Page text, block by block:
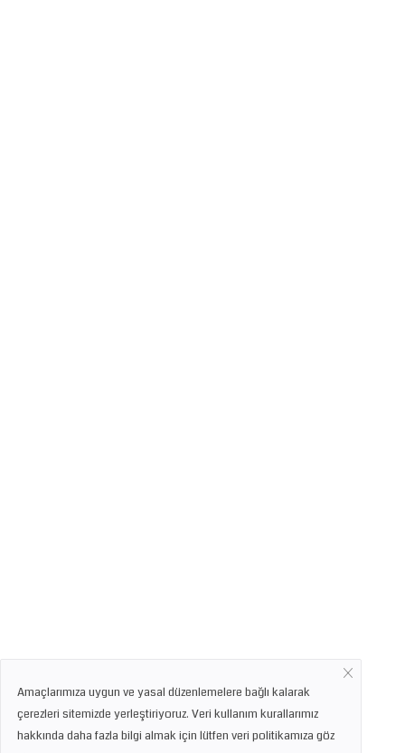
Amaçlarımıza uygun ve yasal düzenlemelere bağlı kalarak
çerezleri sitemizde yerleştiriyoruz. Veri kullanım kurallarımız
hakkında daha fazla bilgi almak için lütfen veri politikamıza göz